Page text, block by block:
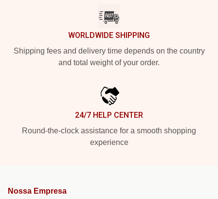
WORLDWIDE SHIPPING
Shipping fees and delivery time depends on the country
and total weight of your order.
24/7 HELP CENTER
Round-the-clock assistance for a smooth shopping
experience
Nossa Empresa